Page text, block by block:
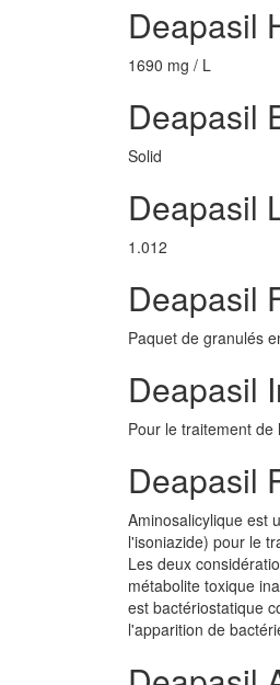
Deapasil
1690 mg / L
Deapasil
Solid
Deapasil
1.012
Deapasil
Paquet de granulés
Deapasil
Pour le traitement de
Deapasil
Aminosalicylique est
l'isoniazide) pour le
Les deux
métabolite toxique
est bactériostatique
l'apparition de